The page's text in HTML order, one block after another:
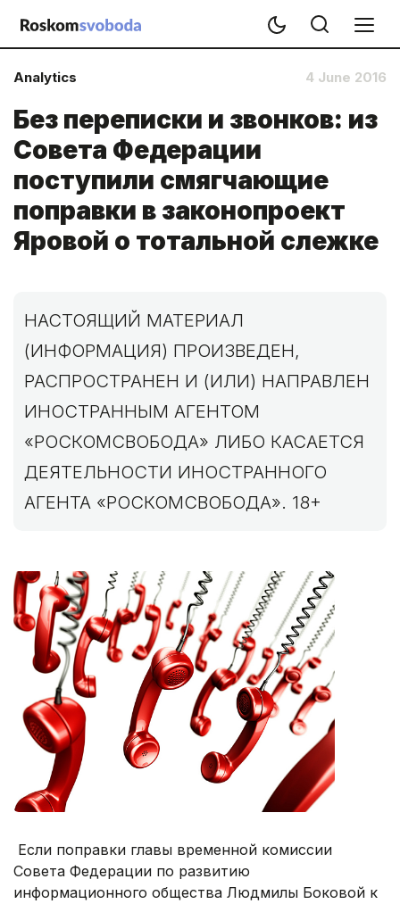
Analytics 4 June 2016
Без переписки и звонков: из
Совета Федерации
поступили смягчающие
поправки в законопроект
Яровой о тотальной слежке
НАСТОЯЩИЙ МАТЕРИАЛ
(ИНФОРМАЦИЯ) ПРОИЗВЕДЕН,
РАСПРОСТРАНЕН И (ИЛИ) НАПРАВЛЕН
ИНОСТРАННЫМ АГЕНТОМ
«РОСКОМСВОБОДА» ЛИБО КАСАЕТСЯ
ДЕЯТЕЛЬНОСТИ ИНОСТРАННОГО
АГЕНТА «РОСКОМСВОБОДА». 18+
Если поправки главы временной комиссии
Совета Федерации по развитию
информационного общества Людмилы Боковой к